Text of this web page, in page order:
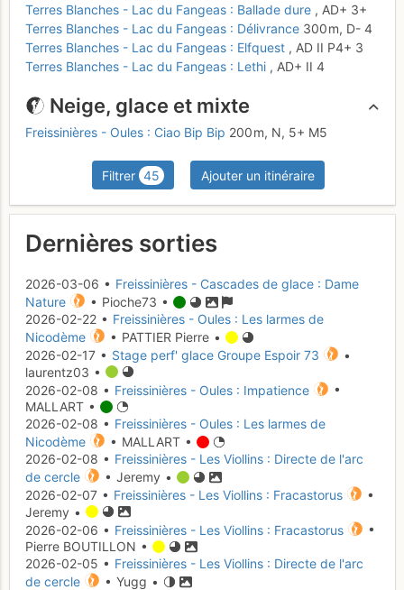
Terres Blanches - Lac du Fangeas : Ballade dure , AD+ 3+
Terres Blanches - Lac du Fangeas : Délivrance 300 m, D- 4
Terres Blanches - Lac du Fangeas : Elfquest , AD II P4+ 3
Terres Blanches - Lac du Fangeas : Lethi , AD+ II 4
Neige, glace et mixte
Freissinières - Oules : Ciao Bip Bip 200 m, N, 5+ M5
Filtrer 45 Ajouter un itinéraire
Dernières sorties
2026-03-06 • Freissinières - Cascades de glace : Dame
Nature
• Pioche73 •
2026-02-22 • Freissinières - Oules : Les larmes de
Nicodème
• PATTIER Pierre •
2026-02-17 • Stage perf' glace Groupe Espoir 73
•
laurentz03 •
2026-02-08 • Freissinières - Oules : Impatience
•
MALLART •
2026-02-08 • Freissinières - Oules : Les larmes de
Nicodème
• MALLART •
2026-02-08 • Freissinières - Les Viollins : Directe de l'arc
de cercle
• Jeremy •
2026-02-07 • Freissinières - Les Viollins : Fracastorus
•
Jeremy •
2026-02-06 • Freissinières - Les Viollins : Fracastorus
•
Pierre BOUTILLON •
2026-02-05 • Freissinières - Les Viollins : Directe de l'arc
de cercle
• Yugg •